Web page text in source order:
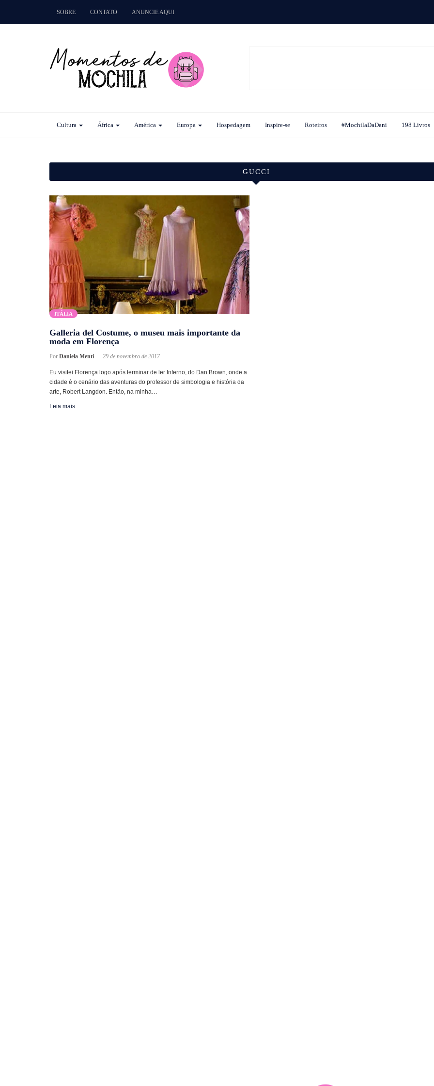
SOBRE CONTATO ANUNCIE AQUI
Cultura África América Europa Hospedagem Inspire-se Roteiros #MochilaDaDani 198 Livros
GUCCI
ITÁLIA
Galleria del Costume, o museu mais importante da
moda em Florença
Por Daniela Menti 29 de novembro de 2017
Eu visitei Florença logo após terminar de ler Inferno, do Dan Brown, onde a
cidade é o cenário das aventuras do professor de simbologia e história da
arte, Robert Langdon. Então, na minha…
Leia mais